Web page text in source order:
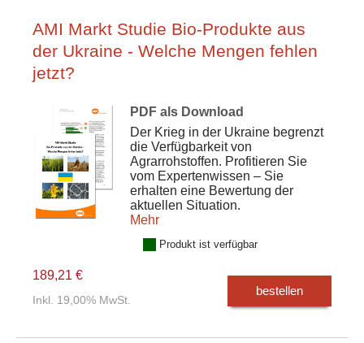
AMI Markt Studie Bio-Produkte aus
der Ukraine - Welche Mengen fehlen
jetzt?
PDF als Download
Der Krieg in der Ukraine begrenzt
die Verfügbarkeit von
Agrarrohstoffen. Profitieren Sie
vom Expertenwissen – Sie
erhalten eine Bewertung der
aktuellen Situation.
Mehr
Produkt ist verfügbar
189,21 €
Inkl. 19,00% MwSt.
bestellen